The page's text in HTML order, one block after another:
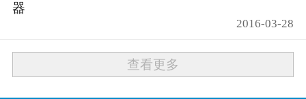
器
2016-03-28
查看更多